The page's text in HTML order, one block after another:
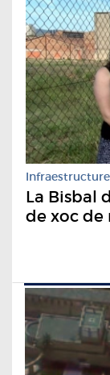
La Bisbal
de xoc de